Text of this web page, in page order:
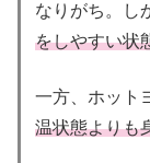
なりがち。し
をしやすい状
一方、ホット
温状態よりも